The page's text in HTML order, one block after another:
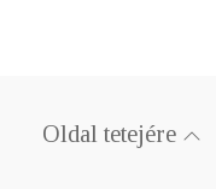
Oldal tetejére